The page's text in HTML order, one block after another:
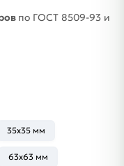
по ГОСТ 8509-93 и
35x35 мм
63x63 мм